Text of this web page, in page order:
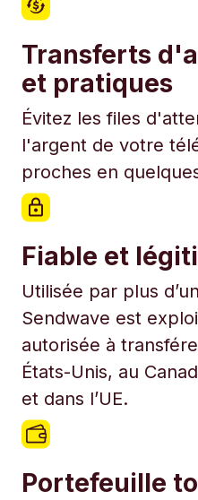
Transferts
et pratiques
Évitez les files
l'argent de votre
proches en
Fiable et
Utilisée par plus
Sendwave est
autorisée à
États-Unis, au
et dans l’UE.
Portefeuille